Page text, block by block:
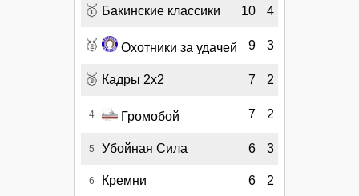
🥇 Бакинские классики 10 4
🥈 Охотники за удачей 9 3
🥉 Кадры 2х2 7 2
4 Громобой 7 2
5 Убойная Сила 6 3
6 Кремни 6 2